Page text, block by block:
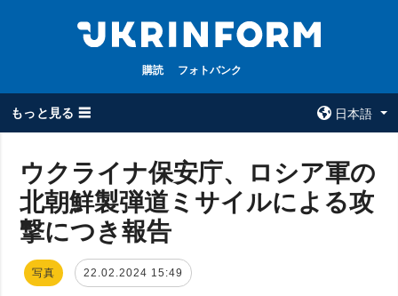
購読 フォトバンク
もっと見る ☰
日本語
全てのトピック
戦争
政治
ウクルインフォ
ウクライナ保安庁、ロシア軍の
北朝鮮製弾道ミサイルによる攻
撃につき報告
写真 22.02.2024 15:49